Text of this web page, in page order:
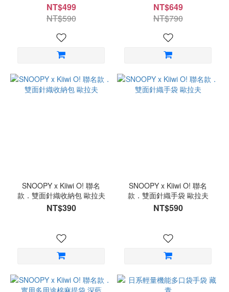
NT$499
NT$590
NT$649
NT$790
SNOOPY x Kiiwi O! 聯名
款．雙面針織收納包 歐拉夫
NT$390
SNOOPY x Kiiwi O! 聯名
款．雙面針織手袋 歐拉夫
NT$590